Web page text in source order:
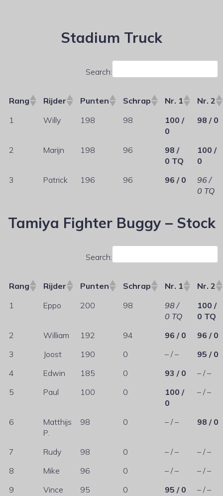
Stadium Truck
Search:
Rang Rijder Punten Schrap Nr. 1
Nr. 2
1
Willy 198 98
100 /
0
98 / 0
2 Marijn 198 96
98 /
0 TQ
100 /
0
3
Patrick 196 96 96 / 0
96 /
0 TQ
Tamiya Fighter Buggy – Stock
Search:
Rang Rijder Punten Schrap Nr. 1
Nr. 2
1
Eppo 200 98
98 /
0 TQ
100 /
0 TQ
2
William 192 94 96 / 0
96 / 0
3
Joost 190 0 – / –
95 / 0
4
Edwin 185 0 93 / 0
– / –
5
Paul 100 0
100 /
0
– / –
6
Matthijs
P.
98 0 – / – 98 / 0
7 Rudy 98 0 – / –
– / –
8
Mike 96 0 – / –
– / –
9
Vince 95 0 95 / 0
– / –